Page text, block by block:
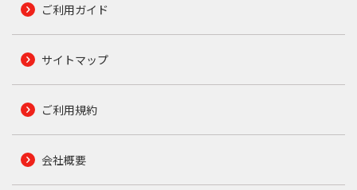
ご利用ガイド
サイトマップ
ご利用規約
会社概要